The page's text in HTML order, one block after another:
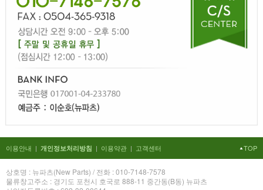
이용안내 | 개인정보처리방침 | 이용약관 | 고객센터 TOP
상호명 : 뉴파츠(New Parts) / 전화 : 010-7148-7578
물류창고주소 : 경기도 포천시 호국로 888-11 중간동(B동) 뉴파츠